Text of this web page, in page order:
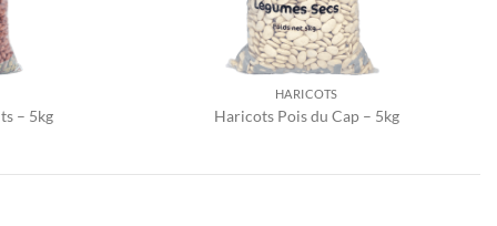
– 5kg
HARICOTS
Haricots Pois du Cap – 5kg